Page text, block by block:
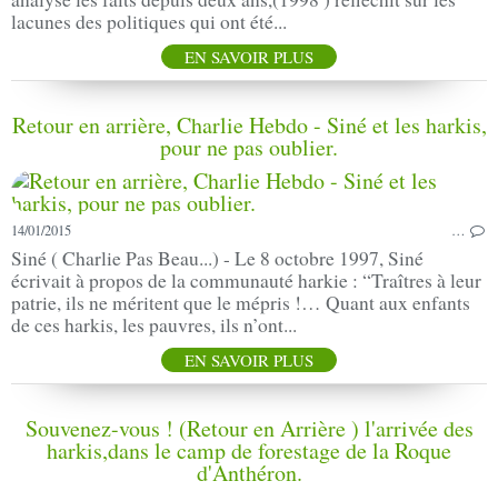
lacunes des politiques qui ont été...
EN SAVOIR PLUS
Retour en arrière, Charlie Hebdo - Siné et les harkis,
pour ne pas oublier.
14/01/2015 …
Siné ( Charlie Pas Beau...) - Le 8 octobre 1997, Siné
écrivait à propos de la communauté harkie : “Traîtres à leur
patrie, ils ne méritent que le mépris !… Quant aux enfants
de ces harkis, les pauvres, ils n’ont...
EN SAVOIR PLUS
Souvenez-vous ! (Retour en Arrière ) l'arrivée des
harkis,dans le camp de forestage de la Roque
d'Anthéron.